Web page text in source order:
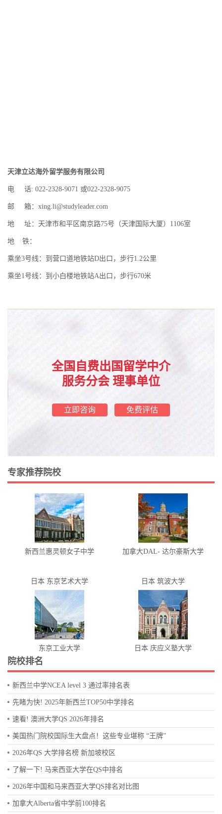
天津立达海外留学服务有限公司
电 话: 022-2328-9071 或022-2328-9075
邮 箱：xing.li@studyleader.com
地 址：天津市和平区南京路75号（天津国际大厦）1106室
地 铁：
乘坐3号线：到营口道地铁站D出口，步行1.2公里
乘坐1号线：到小白楼地铁站A出口，步行670米
全国自费出国留学中介
服务分会 理事单位
立即咨询 免费评估
专家推荐院校
新西兰惠灵顿女子中学 加拿大DAL- 达尔豪斯大学
日本 东京艺术大学 日本 筑波大学
东京工业大学 日本 庆应义塾大学
院校排名
新西兰中学NCEA level 3 通过率排名表
先睹为快! 2025年新西兰TOP50中学排名
速看! 澳洲大学QS 2026年排名
美国热门院校国际生大盘点！这些专业堪称 “王牌”
2026年QS 大学排名榜 新加坡校区
了解一下! 马来西亚大学在QS中排名
2026年中国和马来西亚大学QS排名对比图
加拿大Alberta省中学前100排名